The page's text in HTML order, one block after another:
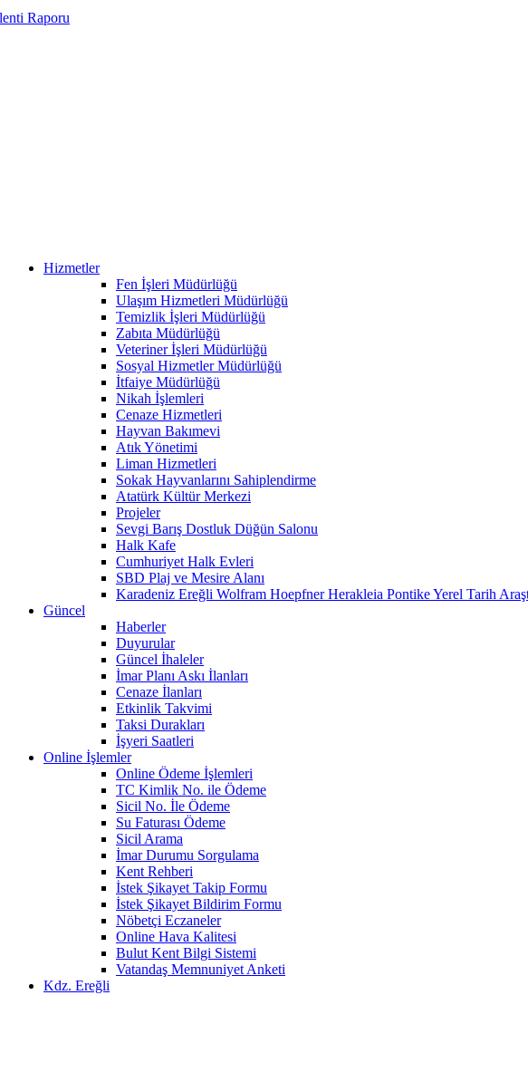
Raporu
Hizmetler
Fen İşleri Müdürlüğü
Ulaşım Hizmetleri Müdürlüğü
Temizlik İşleri Müdürlüğü
Zabıta Müdürlüğü
Veteriner İşleri Müdürlüğü
Sosyal Hizmetler Müdürlüğü
İtfaiye Müdürlüğü
Nikah İşlemleri
Cenaze Hizmetleri
Hayvan Bakımevi
Atık Yönetimi
Liman Hizmetleri
Sokak Hayvanlarını Sahiplendirme
Atatürk Kültür Merkezi
Projeler
Sevgi Barış Dostluk Düğün Salonu
Halk Kafe
Cumhuriyet Halk Evleri
SBD Plaj ve Mesire Alanı
Karadeniz Ereğli Wolfram Hoepfner Herakleia Pontike Yerel Tarih
Güncel
Haberler
Duyurular
Güncel İhaleler
İmar Planı Askı İlanları
Cenaze İlanları
Etkinlik Takvimi
Taksi Durakları
İşyeri Saatleri
Online İşlemler
Online Ödeme İşlemleri
TC Kimlik No. ile Ödeme
Sicil No. İle Ödeme
Su Faturası Ödeme
Sicil Arama
İmar Durumu Sorgulama
Kent Rehberi
İstek Şikayet Takip Formu
İstek Şikayet Bildirim Formu
Nöbetçi Eczaneler
Online Hava Kalitesi
Bulut Kent Bilgi Sistemi
Vatandaş Memnuniyet Anketi
Kdz. Ereğli